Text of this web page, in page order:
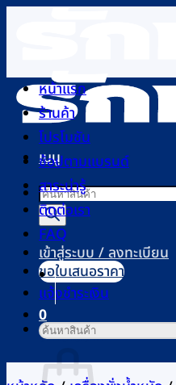
เนื้อหา
เมนู
Products
search
เข้าสู่ระบบ / ลงทะเบียน
0
ตะกร้าสินค้า
หน้าแรก
ร้านค้า
โปรโมชัน
ช้อปตามแบรนด์
สาระน่ารู้
ติดต่อเรา
FAQ
ขอใบเสนอราคา
แจ้งชำระเงิน
ค้นหา: